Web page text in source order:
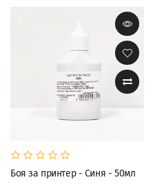
Боя за принтер - Синя - 50мл